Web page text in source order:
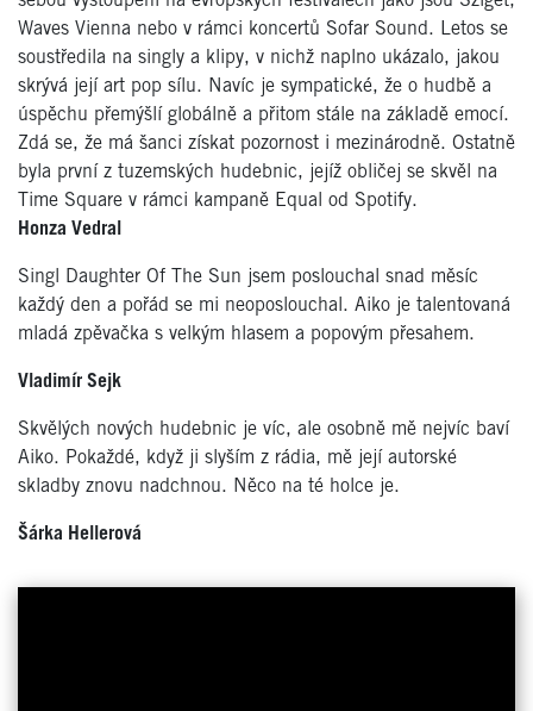
Waves Vienna nebo v rámci koncertů Sofar Sound. Letos se
soustředila na singly a klipy, v nichž naplno ukázalo, jakou
skrývá její art pop sílu. Navíc je sympatické, že o hudbě a
úspěchu přemýšlí globálně a přitom stále na základě emocí.
Zdá se, že má šanci získat pozornost i mezinárodně. Ostatně
byla první z tuzemských hudebnic, jejíž obličej se skvěl na
Time Square v rámci kampaně Equal od Spotify.
Honza Vedral
Singl Daughter Of The Sun jsem poslouchal snad měsíc
každý den a pořád se mi neoposlouchal. Aiko je talentovaná
mladá zpěvačka s velkým hlasem a popovým přesahem.
Vladimír Sejk
Skvělých nových hudebnic je víc, ale osobně mě nejvíc baví
Aiko. Pokaždé, když ji slyším z rádia, mě její autorské
skladby znovu nadchnou. Něco na té holce je.
Šárka Hellerová